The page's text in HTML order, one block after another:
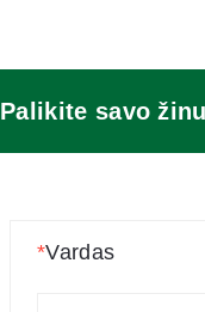
Palikite savo
*Vardas